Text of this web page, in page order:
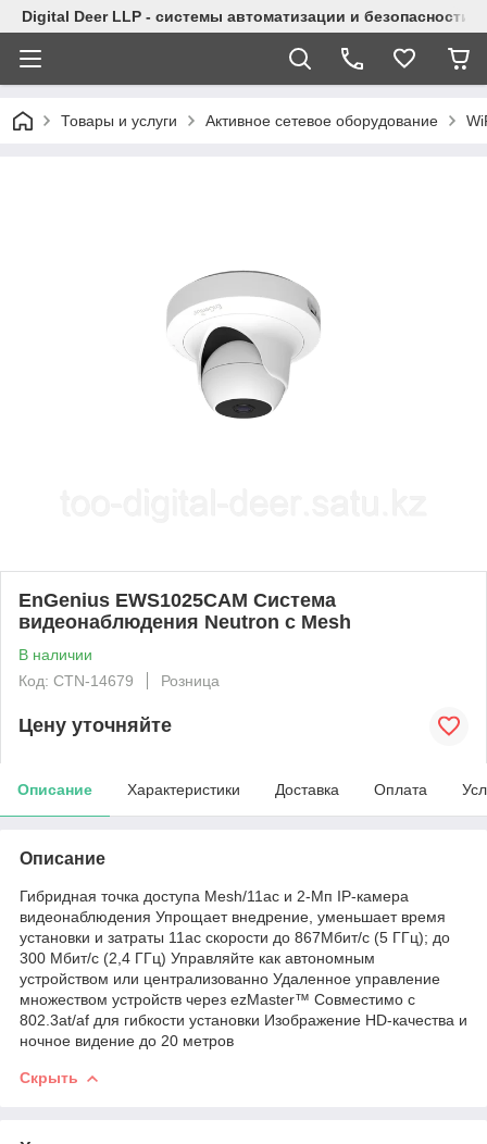
Digital Deer LLP - системы автоматизации и безопасности
Товары и услуги Активное сетевое оборудование
EnGenius EWS1025CAM Система
видеонаблюдения Neutron с Mesh
В наличии
Код: CTN-14679
Розница
Цену уточняйте
Описание Характеристики Доставка Оплата
Описание
Гибридная точка доступа Mesh/11ac и 2-Мп IP-камера
видеонаблюдения Упрощает внедрение, уменьшает время
установки и затраты 11ас скорости до 867Мбит/с (5 ГГц); до
300 Мбит/с (2,4 ГГц) Управляйте как автономным
устройством или централизованно Удаленное управление
множеством устройств через ezMaster™ Совместимо с
802.3at/af для гибкости установки Изображение HD-качества и
ночное видение до 20 метров
Скрыть